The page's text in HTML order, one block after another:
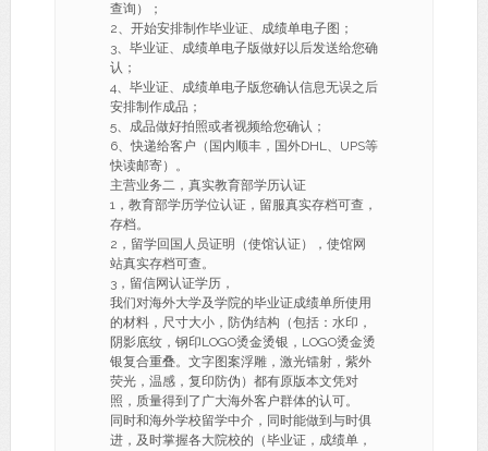
查询）；
2、开始安排制作毕业证、成绩单电子图；
3、毕业证、成绩单电子版做好以后发送给您确
认；
4、毕业证、成绩单电子版您确认信息无误之后
安排制作成品；
5、成品做好拍照或者视频给您确认；
6、快递给客户（国内顺丰，国外DHL、UPS等
快读邮寄）。
主营业务二，真实教育部学历认证
1，教育部学历学位认证，留服真实存档可查，
存档。
2，留学回国人员证明（使馆认证），使馆网
站真实存档可查。
3，留信网认证学历，
我们对海外大学及学院的毕业证成绩单所使用
的材料，尺寸大小，防伪结构（包括：水印，
阴影底纹，钢印LOGO烫金烫银，LOGO烫金烫
银复合重叠。文字图案浮雕，激光镭射，紫外
荧光，温感，复印防伪）都有原版本文凭对
照，质量得到了广大海外客户群体的认可。
同时和海外学校留学中介，同时能做到与时俱
进，及时掌握各大院校的（毕业证，成绩单，